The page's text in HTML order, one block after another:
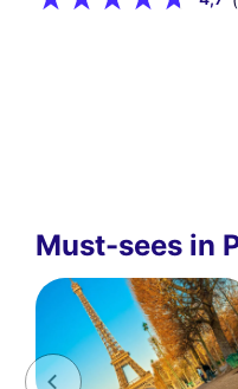
Must-sees in